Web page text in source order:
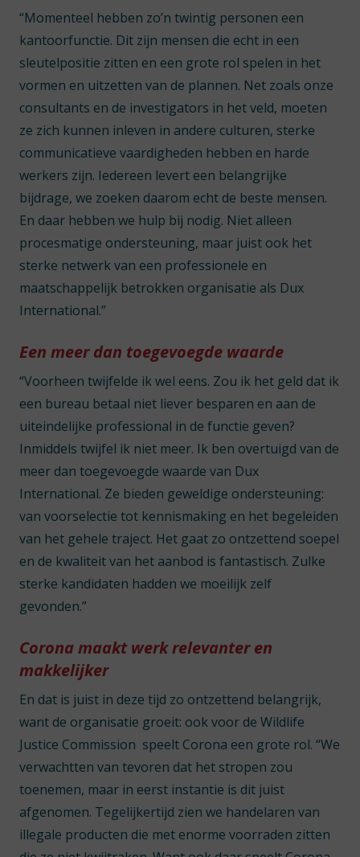
“Momenteel hebben zo’n twintig personen een
kantoorfunctie. Dit zijn mensen die echt in een
sleutelpositie zitten en een grote rol spelen in het
vormen en uitzetten van de plannen. Net zoals onze
consultants en de investigators in het veld, moeten
ze zich kunnen inleven in andere culturen, sterke
communicatieve vaardigheden hebben en harde
werkers zijn. Iedereen levert een belangrijke
bijdrage, we zoeken daarom echt de beste mensen.
En daar hebben we hulp bij nodig. Niet alleen
procesmatige ondersteuning, maar juist ook het
sterke netwerk van een professionele en
maatschappelijk betrokken organisatie als Dux
International.”
Een meer dan toegevoegde waarde
“Voorheen twijfelde ik wel eens. Zou ik het geld dat ik
een bureau betaal niet liever besparen en aan de
uiteindelijke professional in de functie geven?
Inmiddels twijfel ik niet meer. Ik ben overtuigd van de
meer dan toegevoegde waarde van Dux
International. Ze bieden geweldige ondersteuning:
van voorselectie tot kennismaking en het begeleiden
van het gehele traject. Het gaat zo ontzettend soepel
en de kwaliteit van het aanbod is fantastisch. Zulke
sterke kandidaten hadden we moeilijk zelf
gevonden.”
Corona maakt werk relevanter en
makkelijker
En dat is juist in deze tijd zo ontzettend belangrijk,
want de organisatie groeit: ook voor de Wildlife
Justice Commission speelt Corona een grote rol. “We
verwachtten van tevoren dat het stropen zou
toenemen, maar in eerst instantie is dit juist
afgenomen. Tegelijkertijd zien we handelaren van
illegale producten die met enorme voorraden zitten